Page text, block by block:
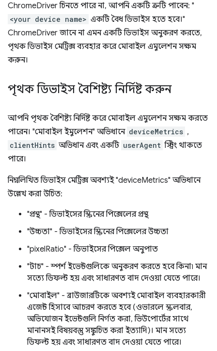
ChromeDriver চিনতে পারে না, আপনি একটি ত্রুটি পাবেন: "
<your device name> একটি বৈধ ডিভাইস হতে হবে।"
ChromeDriver জানে না এমন একটি ডিভাইস অনুকরণ করতে,
পৃথক ডিভাইস মেট্রিক্স ব্যবহার করে মোবাইল এমুলেশন সক্ষম
করুন।
পৃথক ডিভাইস বৈশিষ্ট্য নির্দিষ্ট করুন
আপনি পৃথক বৈশিষ্ট্য নির্দিষ্ট করে মোবাইল এমুলেশন সক্ষম করতে
পারেন। "মোবাইল ইমুলেশন" অভিধানে deviceMetrics ,
clientHints অভিধান এবং একটি userAgent স্ট্রিং থাকতে
পারে।
নিম্নলিখিত ডিভাইস মেট্রিক্স অবশ্যই "deviceMetrics" অভিধানে
উল্লেখ করা উচিত:
"প্রস্থ" - ডিভাইসের স্ক্রিনের পিক্সেলের প্রস্থ
"উচ্চতা" - ডিভাইসের স্ক্রিনের পিক্সেলের উচ্চতা
"pixelRatio" - ডিভাইসের পিক্সেল অনুপাত
"টাচ" - স্পর্শ ইভেন্টগুলিকে অনুকরণ করতে হবে কিনা৷ মান
সত্যে ডিফল্ট হয় এবং সাধারণত বাদ দেওয়া যেতে পারে।
"মোবাইল" - ব্রাউজারটিকে অবশ্যই মোবাইল ব্যবহারকারী
এজেন্ট হিসাবে আচরণ করতে হবে (ওভারলে স্ক্রলবার,
অভিযোজন ইভেন্টগুলি নির্গত করা, ভিউপোর্টের সাথে
মানানসই বিষয়বস্তু সঙ্কুচিত করা ইত্যাদি)। মান সত্যে
ডিফল্ট হয় এবং সাধারণত বাদ দেওয়া যেতে পারে।